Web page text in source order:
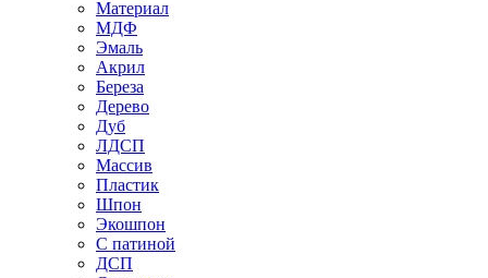
Материал
МДФ
Эмаль
Акрил
Береза
Дерево
Дуб
ЛДСП
Массив
Пластик
Шпон
Экошпон
С патиной
ДСП